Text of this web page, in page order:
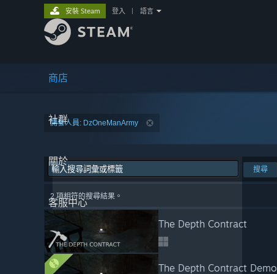
商店
社群
關於
客服中心
安裝 Steam 登入 語言
開發人員: DzOneManArmy
搜尋
2 項相符的搜尋結果。
The Depth Contract
The Depth Contract Demo